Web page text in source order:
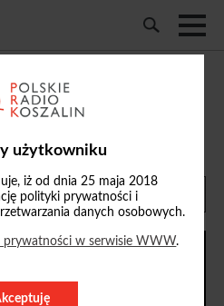
użytkowniku
iż od dnia 25 maja 2018
polityki prywatności i
danych osobowych.
prywatności w serwisie WWW.
głosowej.
nową metodą